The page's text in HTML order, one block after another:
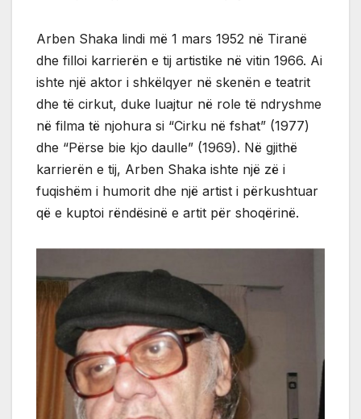
Arben Shaka lindi më 1 mars 1952 në Tiranë
dhe filloi karrierën e tij artistike në vitin 1966. Ai
ishte një aktor i shkëlqyer në skenën e teatrit
dhe të cirkut, duke luajtur në role të ndryshme
në filma të njohura si “Cirku në fshat” (1977)
dhe “Përse bie kjo daulle” (1969). Në gjithë
karrierën e tij, Arben Shaka ishte një zë i
fuqishëm i humorit dhe një artist i përkushtuar
që e kuptoi rëndësinë e artit për shoqërinë.